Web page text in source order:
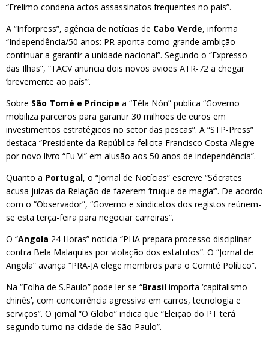
“Frelimo condena actos assassinatos frequentes no país”.
A “Inforpress”, agência de notícias de Cabo Verde, informa
“Independência/50 anos: PR aponta como grande ambição
continuar a garantir a unidade nacional”. Segundo o “Expresso
das Ilhas”, “TACV anuncia dois novos aviões ATR-72 a chegar
‘brevemente ao país’”.
Sobre São Tomé e Príncipe a “Téla Nón” publica “Governo
mobiliza parceiros para garantir 30 milhões de euros em
investimentos estratégicos no setor das pescas”. A “STP-Press”
destaca “Presidente da República felicita Francisco Costa Alegre
por novo livro “Eu Vi” em alusão aos 50 anos de independência”.
Quanto a Portugal, o “Jornal de Notícias” escreve “Sócrates
acusa juízas da Relação de fazerem ‘truque de magia’”. De acordo
com o “Observador”, “Governo e sindicatos dos registos reúnem-
se esta terça-feira para negociar carreiras”.
O “Angola 24 Horas” noticia “PHA prepara processo disciplinar
contra Bela Malaquias por violação dos estatutos”. O “Jornal de
Angola” avança “PRA-JA elege membros para o Comité Político”.
Na “Folha de S.Paulo” pode ler-se “Brasil importa ‘capitalismo
chinês’, com concorrência agressiva em carros, tecnologia e
serviços”. O jornal “O Globo” indica que “Eleição do PT terá
segundo turno na cidade de São Paulo”.